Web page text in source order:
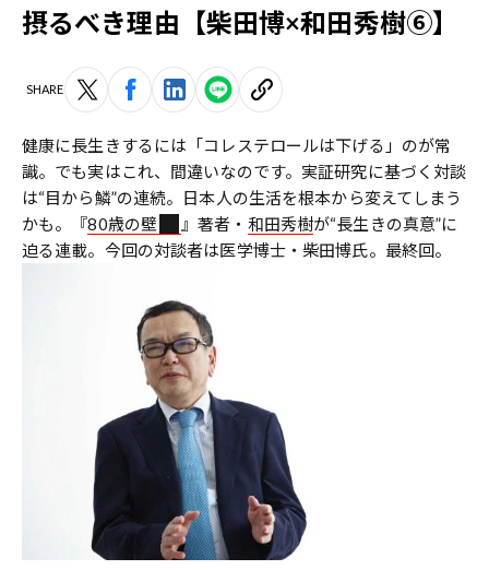
摂るべき理由【柴田博×和田秀樹⑥】
SHARE
健康に長生きするには「コレステロールは下げる」のが常
識。でも実はこれ、間違いなのです。実証研究に基づく対談
は“目から鱗”の連続。日本人の生活を根本から変えてしまう
かも。『80歳の壁 』著者・ 和田秀樹が“長生きの真意”に
迫る連載。今回の対談者は医学博士・柴田博氏。最終回。